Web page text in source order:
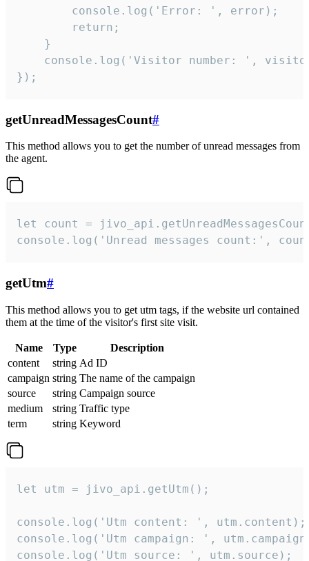
        console.log('Error: ', error);
        return;
    }
console.log('Visitor number: ',
});
getUnreadMessagesCount#
This method allows you to get the number of unread messages from
the agent.
let count =
console.log('Unread messages count:',
getUtm#
This method allows you to get utm tags, if the website url contained
them at the time of the visitor's first site visit.
Name Type
Description
content
string Ad ID
campaign string The name of the campaign
source
string Campaign source
medium
string Traffic type
term
string Keyword
let utm = jivo_api.getUtm();
console.log('Utm content: ', utm.content);
console.log('Utm campaign: ',
console.log('Utm source: ', utm.source);